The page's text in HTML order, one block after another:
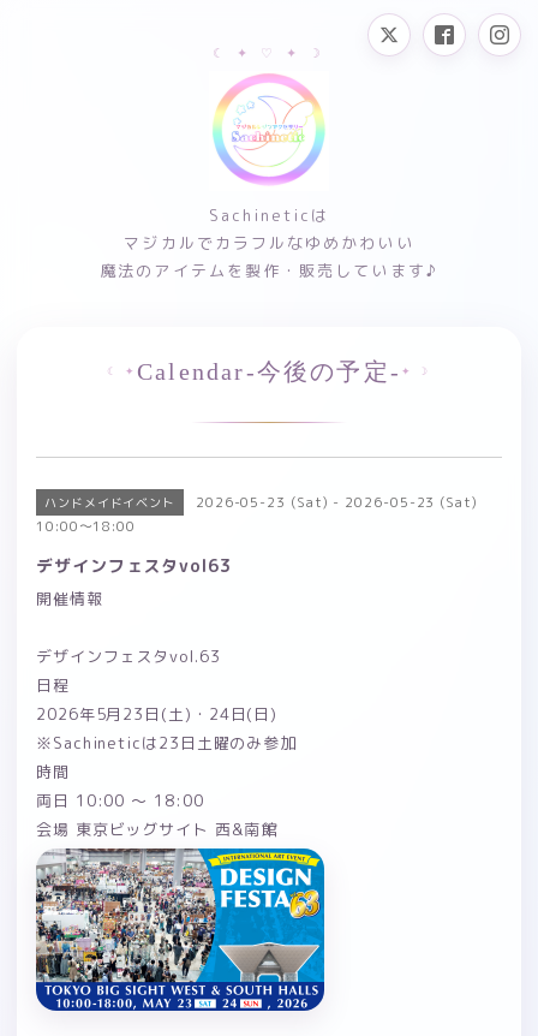
Sachineticは
マジカルでカラフルなゆめかわいい
魔法のアイテムを製作・販売しています♪
Calendar-今後の予定-
ハンドメイドイベント
2026-05-23 (Sat) - 2026-05-23 (Sat)
10:00～18:00
デザインフェスタvol63
開催情報
デザインフェスタvol.63
日程
2026年5月23日(土)・24日(日)
※Sachineticは23日土曜のみ参加
時間
両日 10:00 〜 18:00
会場 東京ビッグサイト 西&南館